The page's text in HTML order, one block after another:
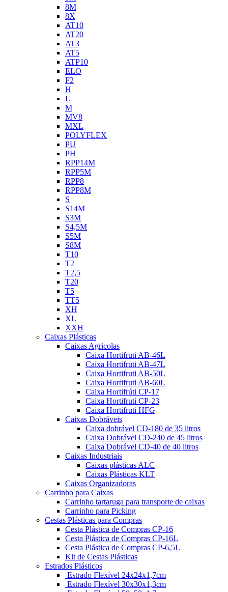
8M
8X
AT10
AT20
AT3
AT5
ATP10
ELO
F2
H
L
M
MV8
MXL
POLYFLEX
PU
PH
RPP14M
RPP5M
RPP8
RPP8M
S
S14M
S3M
S4,5M
S5M
S8M
T10
T2
T2,5
T20
T5
TT5
XH
XL
XXH
Caixas Plásticas
Caixas Agricolas
Caixa Hortifruti AB-46L
Caixa Hortifruti AB-47L
Caixa Hortifruti AB-50L
Caixa Hortifruti AB-60L
Caixa Hortifrúti CP-17
Caixa Hortifruti CP-23
Caixa Hortifruti HFG
Caixas Dobráveis
Caixa dobrável CD-180 de 35 litros
Caixa Dobrável CD-240 de 45 litros
Caixa Dobrável CD-40 de 40 litros
Caixas Industriais
Caixas plásticas ALC
Caixas Plásticas KLT
Caixas Organizadoras
Carrinho para Caixas
Carrinho tartaruga para transporte de caixas
Carrinho para Picking
Cestas Plásticas para Compras
Cesta Plástica de Compras CP-16
Cesta Plástica de Compras CP-16L
Cesta Plástica de Compras CP-6,5L
Kit de Cestas Plásticas
Estrados Plásticos
Estrado Flexível 24x24x1,7cm
Estrado Flexível 30x30x1,3cm